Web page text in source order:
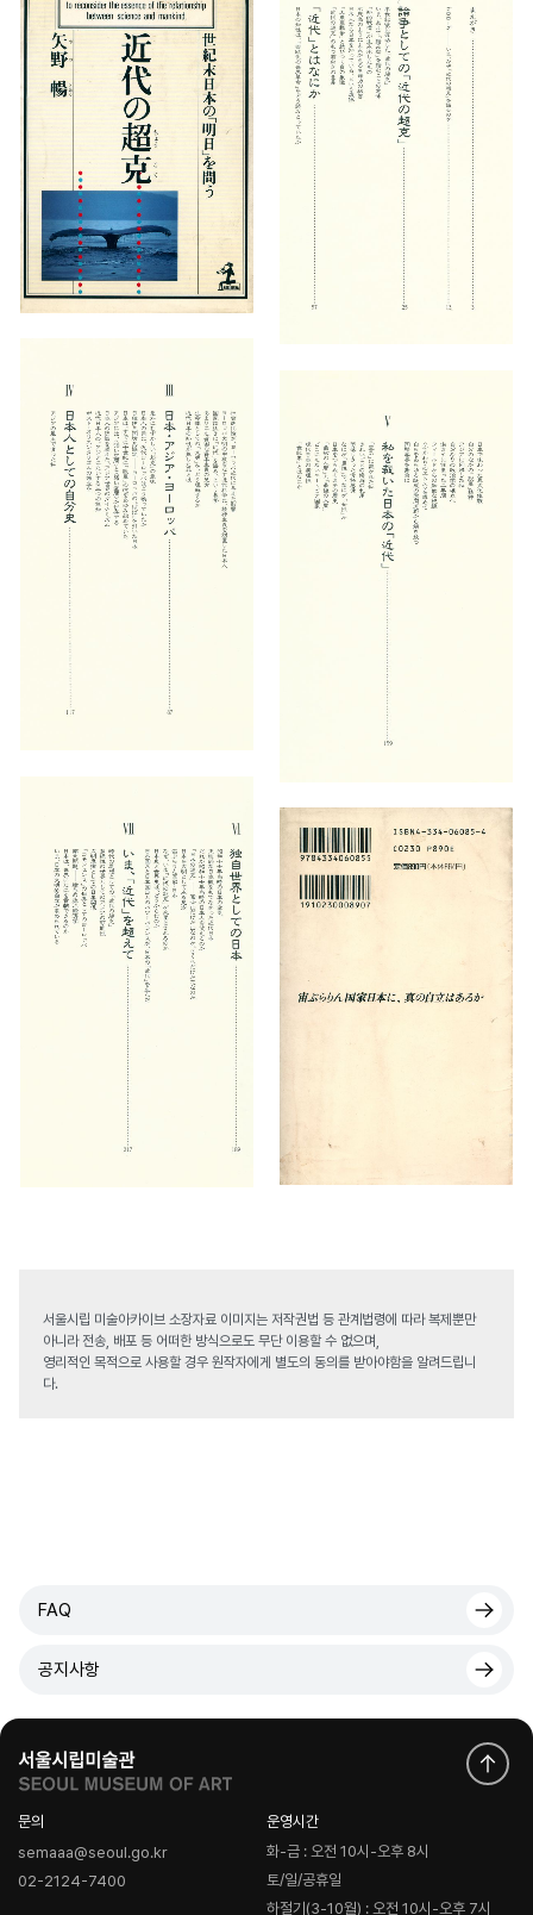
서울시립 미술아카이브 소장자료 이미지는 저작권법 등 관계법령에 따라 복제뿐만
아니라 전송, 배포 등 어떠한 방식으로도 무단 이용할 수 없으며,
영리적인 목적으로 사용할 경우 원작자에게 별도의 동의를 받아야함을 알려드립니
다.
FAQ
공지사항
문의
semaaa@seoul.go.kr
02-2124-7400
운영시간
화-금 : 오전 10시-오후 8시
토/일/공휴일
하절기(3-10월) : 오전 10시-오후 7시